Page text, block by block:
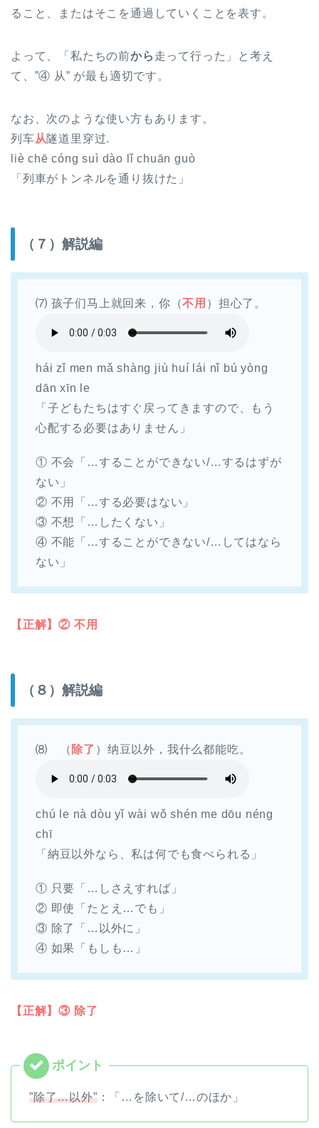
ること、またはそこを通過していくことを表す。
よって、「私たちの前から 走って行った」と考え
て、”④ 从” が最も適切です。
なお、次のような使い方もあります。
列车从隧道里穿过.
liè chē cóng suì dào lǐ chuān guò
「列車がトンネルを通り抜けた」
（７）解説編
⑺ 孩子们马上就回来，你（不用 ）担心了。
hái zǐ men mǎ shàng jiù huí lái nǐ bú yòng
dān xīn le
「子どもたちはすぐ戻ってきますので、もう
心配する必要はありません」
① 不会「…することができない/…するはずが
ない」
② 不用「…する必要はない」
③ 不想「…したくない」
④ 不能「…することができない/…してはなら
ない」
【正解】② 不用
（８）解説編
⑻ （ 除了 ）纳豆以外，我什么都能吃。
chú le nà dòu yǐ wài wǒ shén me dōu néng
chī
「納豆以外なら、私は何でも食べられる」
① 只要「…しさえすれば」
② 即使「たとえ…でも」
③ 除了「…以外に」
④ 如果「もしも…」
【正解】③ 除了
”除了…以外”：「…を除いて/…のほか」